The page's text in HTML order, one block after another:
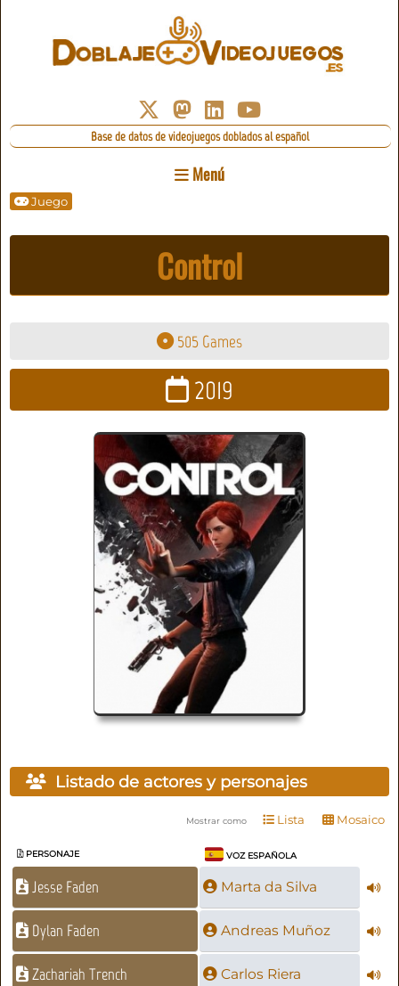
Base de datos de videojuegos doblados al español
Menú
Juego
Control
505 Games
2019
Listado de actores y personajes
Mostrar como Lista Mosaico
PERSONAJE VOZ ESPAÑOLA
Jesse Faden Marta da Silva
Dylan Faden Andreas Muñoz
Zachariah Trench Carlos Riera